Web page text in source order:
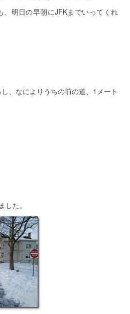
、明日の早朝にJFKまでいってくれ
、なによりうちの前の道、1メート
た。